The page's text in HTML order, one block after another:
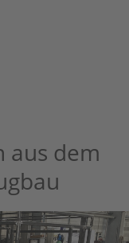
aus dem